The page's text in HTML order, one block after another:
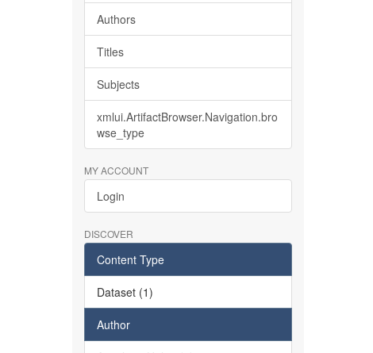
Authors
Titles
Subjects
xmlui.ArtifactBrowser.Navigation.bro
wse_type
MY ACCOUNT
Login
DISCOVER
Content Type
Dataset (1)
Author